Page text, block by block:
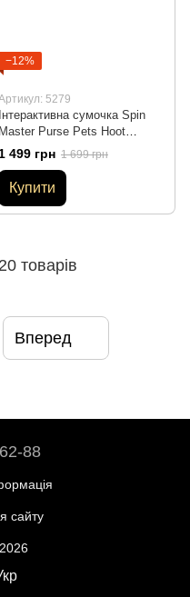
−12%
5279
Інтерактивна сумочка Spin
Master Purse Pets Hoot
Couture Owl Сова (6064395)
499 грн 1 699 грн
Купити
товарів
Вперед
88
сайту